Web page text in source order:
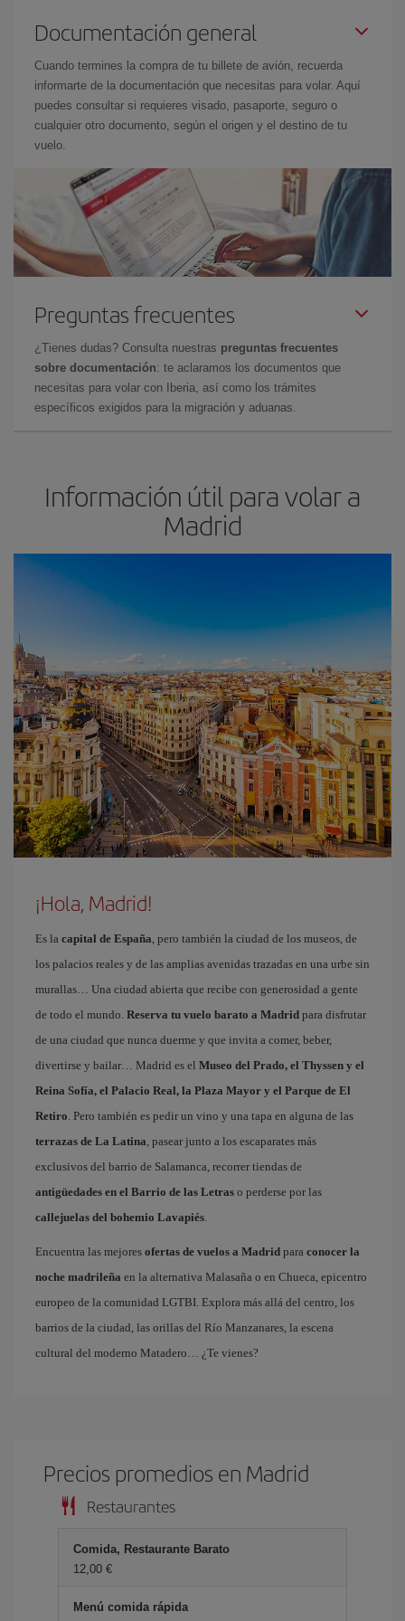
Documentación general
Cuando termines la compra de tu billete de avión, recuerda
informarte de la documentación que necesitas para volar. Aquí
puedes consultar si requieres visado, pasaporte, seguro o
cualquier otro documento, según el origen y el destino de tu
vuelo.
Preguntas frecuentes
¿Tienes dudas? Consulta nuestras preguntas frecuentes
sobre documentación: te aclaramos los documentos que
necesitas para volar con Iberia, así como los trámites
específicos exigidos para la migración y aduanas.
Información útil para volar a
Madrid
¡Hola, Madrid!
Es la capital de España, pero también la ciudad de los museos, de
los palacios reales y de las amplias avenidas trazadas en una urbe sin
murallas… Una ciudad abierta que recibe con generosidad a gente
de todo el mundo. Reserva tu vuelo barato a Madrid para disfrutar
de una ciudad que nunca duerme y que invita a comer, beber,
divertirse y bailar… Madrid es el Museo del Prado, el Thyssen y el
Reina Sofía, el Palacio Real, la Plaza Mayor y el Parque de El
Retiro. Pero también es pedir un vino y una tapa en alguna de las
terrazas de La Latina, pasear junto a los escaparates más
exclusivos del barrio de Salamanca, recorrer tiendas de
antigüedades en el Barrio de las Letras o perderse por las
callejuelas del bohemio Lavapiés.
Encuentra las mejores ofertas de vuelos a Madrid para conocer la
noche madrileña en la alternativa Malasaña o en Chueca, epicentro
europeo de la comunidad LGTBI. Explora más allá del centro, los
barrios de la ciudad, las orillas del Río Manzanares, la escena
cultural del moderno Matadero… ¿Te vienes?
Precios promedios en Madrid
Restaurantes
Comida, Restaurante Barato
12,00 €
Menú comida rápida